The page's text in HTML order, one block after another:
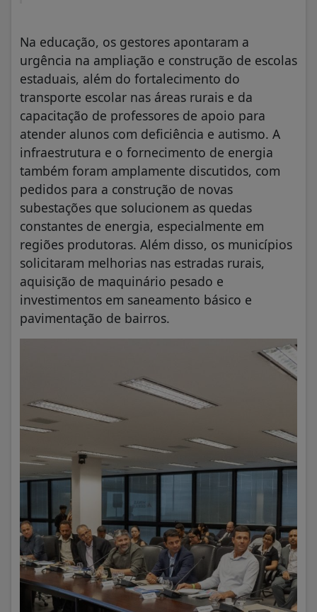
Na educação, os gestores apontaram a
urgência na ampliação e construção de escolas
estaduais, além do fortalecimento do
transporte escolar nas áreas rurais e da
capacitação de professores de apoio para
atender alunos com deficiência e autismo. A
infraestrutura e o fornecimento de energia
também foram amplamente discutidos, com
pedidos para a construção de novas
subestações que solucionem as quedas
constantes de energia, especialmente em
regiões produtoras. Além disso, os municípios
solicitaram melhorias nas estradas rurais,
aquisição de maquinário pesado e
investimentos em saneamento básico e
pavimentação de bairros.